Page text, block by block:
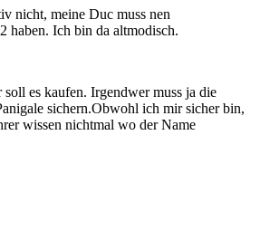
nicht, meine Duc muss nen
haben. Ich bin da altmodisch.
es kaufen. Irgendwer muss ja die
sichern.Obwohl ich mir sicher bin,
wissen nichtmal wo der Name